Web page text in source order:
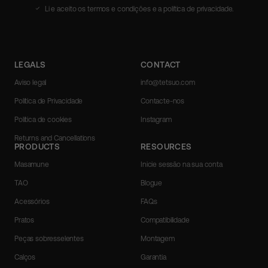
endereço
Li e aceito os termos e condições e a política de privacidade.
LEGALS
Aviso legal
Política de Privacidade
Política de cookies
Returns and Cancellations
CONTACT
info@tetsuo.com
Contacte-nos
Instagram
PRODUCTS
Masamune
TAO
Acessórios
Pratos
Peças sobresselentes
Calços
RESOURCES
Inicie sessão na sua conta
Blogue
FAQs
Compatibilidade
Montagem
Garantia